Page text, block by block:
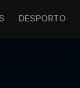
DESPORTO